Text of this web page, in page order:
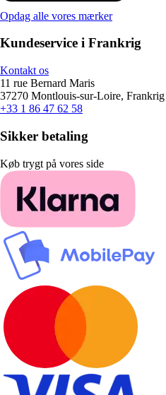
Opdag alle vores mærker
Kundeservice i Frankrig
Kontakt os
11 rue Bernard Maris
37270 Montlouis-sur-Loire, Frankrig
+33 1 86 47 62 58
Sikker betaling
Køb trygt på vores side